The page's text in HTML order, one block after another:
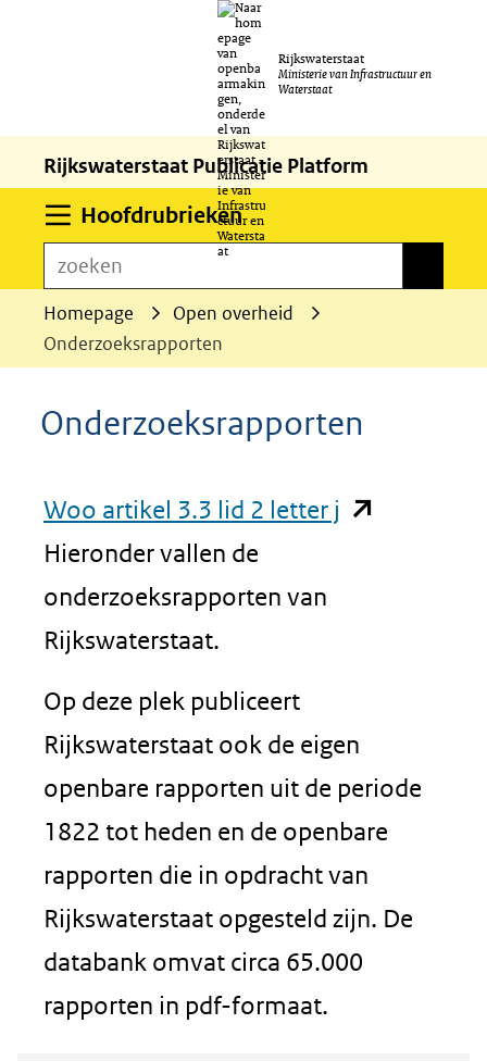
naar
de
inhoud
Rijkswaterstaat
Ministerie van Infrastructuur en
Waterstaat
Rijkswaterstaat Publicatie Platform
HoofdrubriekenUitklappen
zoeken
Homepage
Open overheid
Onderzoeksrapporten
Onderzoeksrapporten
Woo artikel 3.3 lid 2 letter j (opent
Hieronder vallen de
onderzoeksrapporten van
Rijkswaterstaat.
Op deze plek publiceert
Rijkswaterstaat ook de eigen
openbare rapporten uit de periode
1822 tot heden en de openbare
rapporten die in opdracht van
Rijkswaterstaat opgesteld zijn. De
databank omvat circa 65.000
rapporten in pdf-formaat.